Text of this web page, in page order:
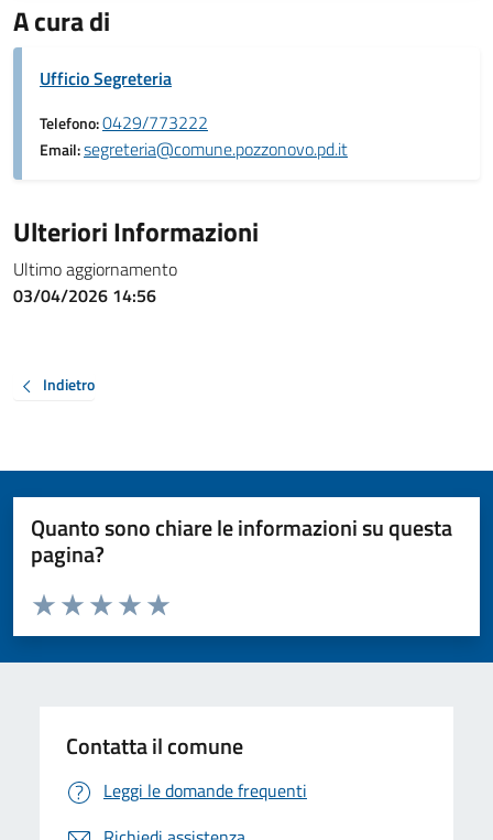
A cura di
Ufficio Segreteria
Telefono:0429/773222
Email:segreteria@comune.pozzonovo.pd.it
Ulteriori Informazioni
Ultimo aggiornamento
03/04/2026 14:56
Indietro
Quanto sono chiare le informazioni su questa
pagina?
Valuta da 1 a 5 stelle la pagina
Valuta 5 stelle su 5
Valuta 4 stelle su 5
Valuta 3 stelle su 5
Valuta 2 stelle su 5
Valuta 1 stelle su 5
Contatta il comune
Leggi le domande frequenti